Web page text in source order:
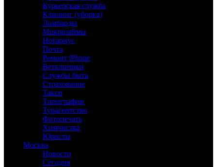
Курьерская служба
Клининг (уборка)
Ломбарды
Микрозаймы
Нотариус
Почта
Ремонт iPhone
Ветклиники
Службы быта
Страхование
Такси
Типографии
Турагентство
Фотопечать
Химчистка
Юристы
Москва
Новости
Сегодня